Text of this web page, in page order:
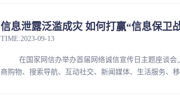
信息泄露泛滥成灾 如何打赢“信息保卫
TIME:2023-09-13
在国家网信办举办首届网络诚信宣传日主题座谈会
商购物、搜索导航、互动社交、新闻媒体、生活服务、